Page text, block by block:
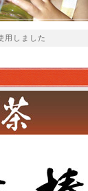
用しました